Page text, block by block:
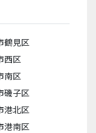
鶴見区
西区
南区
磯子区
港北区
港南区